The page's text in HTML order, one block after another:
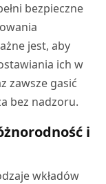
bezpieczne
jest, aby
ich w
zawsze gasić
bez nadzoru.
i
wkładów